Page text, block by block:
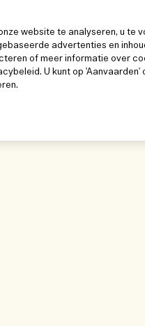
website te analyseren, u te
advertenties en
of meer informatie over
U kunt op 'Aanvaarden'